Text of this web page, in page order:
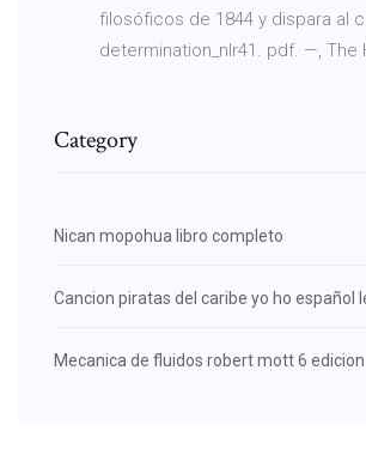
filosóficos de 1844 y dispara al
determination_nlr41. pdf. —, The
Category
Nican mopohua libro completo
Cancion piratas del caribe yo ho español
Mecanica de fluidos robert mott 6 edicion